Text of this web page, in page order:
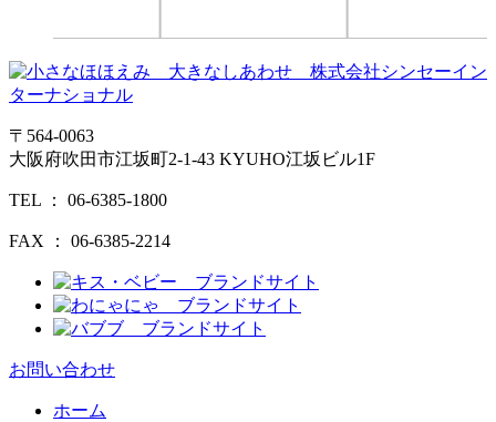
〒564-0063
大阪府吹田市江坂町2-1-43 KYUHO江坂ビル1F
TEL ： 06-6385-1800
FAX ： 06-6385-2214
お問い合わせ
ホーム